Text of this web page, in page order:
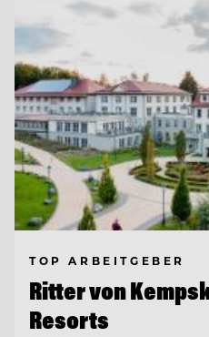
TOP ARBEITGEBER
Ritter von
Resorts